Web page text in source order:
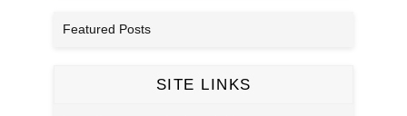
Featured Posts
SITE LINKS